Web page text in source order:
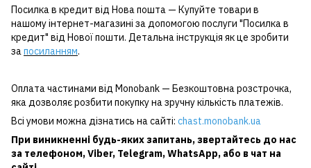
Посилка в кредит від Нова пошта — Купуйте товари в
нашому інтернет-магазині за допомогою послуги "Посилка в
кредит" від Нової пошти. Детальна інструкція як це зробити
запосиланням.
Оплата частинами від Monobank — Безкоштовна розстрочка,
яка дозволяє розбити покупку на зручну кількість платежів.
Всі умови можна дізнатись на сайті: chast.monobank.ua
При виникненні будь-яких запитань, звертайтесь до нас
за телефоном,Viber, Telegram,WhatsApp, або в чат на